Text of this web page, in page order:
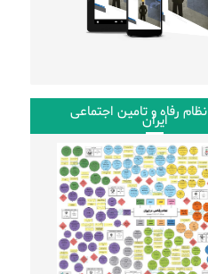
رفاه و تامین اجتماعی
ایران